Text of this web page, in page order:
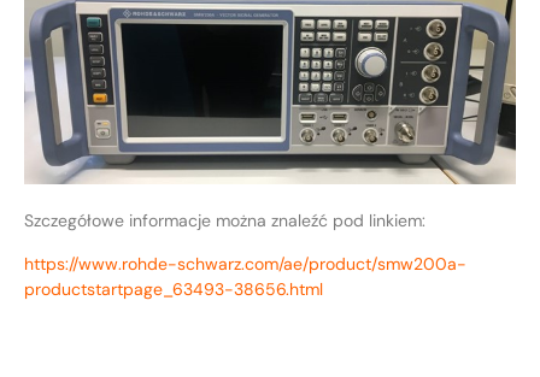
Szczegółowe informacje można znaleźć pod linkiem:
https://www.rohde-schwarz.com/ae/product/smw200a-
productstartpage_63493-38656.html